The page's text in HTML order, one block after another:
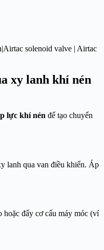
xy lanh khí nén
lực khí nén để tạo chuyển
lanh qua van điều khiển. Áp
đẩy cơ cấu máy móc (ví